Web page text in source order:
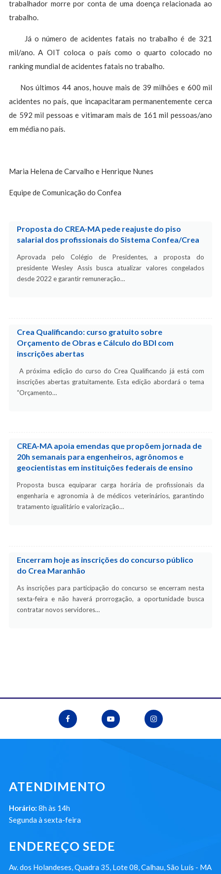
trabalhador morre por conta de uma doença relacionada ao
trabalho.
Já o número de acidentes fatais no trabalho é de 321
mil/ano. A OIT coloca o país como o quarto colocado no
ranking mundial de acidentes fatais no trabalho.
Nos últimos 44 anos, houve mais de 39 milhões e 600 mil
acidentes no país, que incapacitaram permanentemente cerca
de 592 mil pessoas e vitimaram mais de 161 mil pessoas/ano
em média no país.
Maria Helena de Carvalho e Henrique Nunes
Equipe de Comunicação do Confea
Proposta do CREA-MA pede reajuste do piso
salarial dos profissionais do Sistema Confea/Crea
Aprovada pelo Colégio de Presidentes, a proposta do
presidente Wesley Assis busca atualizar valores congelados
desde 2022 e garantir remuneração…
Crea Qualificando: curso gratuito sobre
Orçamento de Obras e Cálculo do BDI com
inscrições abertas
A próxima edição do curso do Crea Qualificando já está com
inscrições abertas gratuitamente. Esta edição abordará o tema
“Orçamento…
CREA-MA apoia emendas que propõem jornada de
20h semanais para engenheiros, agrônomos e
geocientistas em instituições federais de ensino
Proposta busca equiparar carga horária de profissionais da
engenharia e agronomia à de médicos veterinários, garantindo
tratamento igualitário e valorização…
Encerram hoje as inscrições do concurso público
do Crea Maranhão
As inscrições para participação do concurso se encerram nesta
sexta-feira e não haverá prorrogação, a oportunidade busca
contratar novos servidores…
ATENDIMENTO
Horário: 8h às 14h
Segunda à sexta-feira
ENDEREÇO SEDE
Av. dos Holandeses, Quadra 35, Lote 08, Calhau, São Luís - MA